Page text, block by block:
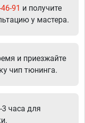
91 и получите
у мастера.
и приезжайте
чип тюнинга.
часа для